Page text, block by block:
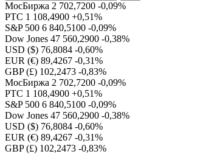
МосБиржа 2 702,7200 -0,09%
РТС 1 108,4900 +0,51%
S&P 500 6 840,5100 -0,09%
Dow Jones 47 560,2900 -0,38%
USD ($) 76,8084 -0,60%
EUR (€) 89,4267 -0,31%
GBP (£) 102,2473 -0,83%
МосБиржа 2 702,7200 -0,09%
РТС 1 108,4900 +0,51%
S&P 500 6 840,5100 -0,09%
Dow Jones 47 560,2900 -0,38%
USD ($) 76,8084 -0,60%
EUR (€) 89,4267 -0,31%
GBP (£) 102,2473 -0,83%